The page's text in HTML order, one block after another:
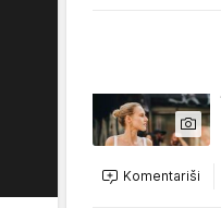
Komentariši